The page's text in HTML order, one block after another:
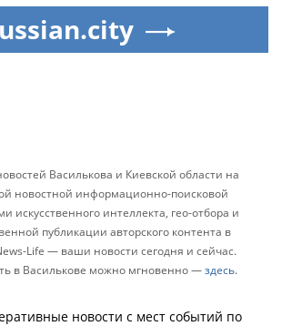
Василькова и Киевской области на
новостной информационно-поисковой
искусственного интеллекта, гео-отбора и
публикации авторского контента в
Life — ваши новости сегодня и сейчас.
в Василькове можно мгновенно —здесь.
новости с мест событий по